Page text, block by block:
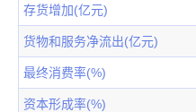
存货增加(亿元)
货物和服务净流出(亿元)
最终消费率(%)
资本形成率(%)